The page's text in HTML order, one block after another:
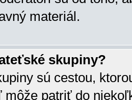
materiál.
skupiny?
sú cestou,
môže patriť do